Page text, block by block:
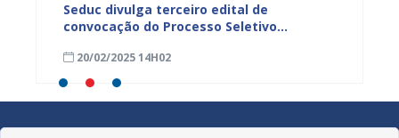
Seduc divulga terceiro edital de
convocação do Processo Seletivo
20/02/2025 14H02